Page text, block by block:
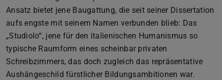
Ansatz bietet jene Baugattung, die seit seiner Dissertation
aufs engste mit seinem Namen verbunden blieb: Das
„Studiolo“, jene für den italienischen Humanismus so
typische Raumform eines scheinbar privaten
Schreibzimmers, das doch zugleich das repräsentative
Aushängeschild fürstlicher Bildungsambitionen war.